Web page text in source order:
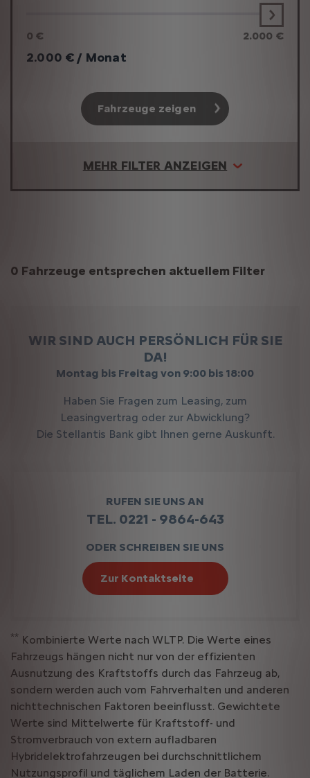
0 € 2.000 €
2.000 € / Monat
Fahrzeuge zeigen
MEHR FILTER ANZEIGEN
Suchergebnisse
0 Fahrzeuge entsprechen aktuellem Filter
WIR SIND AUCH PERSÖNLICH FÜR SIE
DA!
Montag bis Freitag von 9:00 bis 18:00
Haben Sie Fragen zum Leasing, zum
Leasingvertrag oder zur Abwicklung?
Die Stellantis Bank gibt Ihnen gerne Auskunft.
RUFEN SIE UNS AN
TEL. 0221 - 9864-643
ODER SCHREIBEN SIE UNS
Zur Kontaktseite
** Kombinierte Werte nach WLTP. Die Werte eines
Fahrzeugs hängen nicht nur von der effizienten
Ausnutzung des Kraftstoffs durch das Fahrzeug ab,
sondern werden auch vom Fahrverhalten und anderen
nichttechnischen Faktoren beeinflusst. Gewichtete
Werte sind Mittelwerte für Kraftstoff- und
Stromverbrauch von extern aufladbaren
Hybridelektrofahrzeugen bei durchschnittlichem
Nutzungsprofil und täglichem Laden der Batterie.